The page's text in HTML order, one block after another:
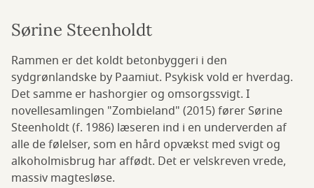
Sørine Steenholdt
Rammen er det koldt betonbyggeri i den
sydgrønlandske by Paamiut. Psykisk vold er hverdag.
Det samme er hashorgier og omsorgssvigt. I
novellesamlingen "Zombieland" (2015) fører Sørine
Steenholdt (f. 1986) læseren ind i en underverden af
alle de følelser, som en hård opvækst med svigt og
alkoholmisbrug har affødt. Det er velskreven vrede,
massiv magtesløse.